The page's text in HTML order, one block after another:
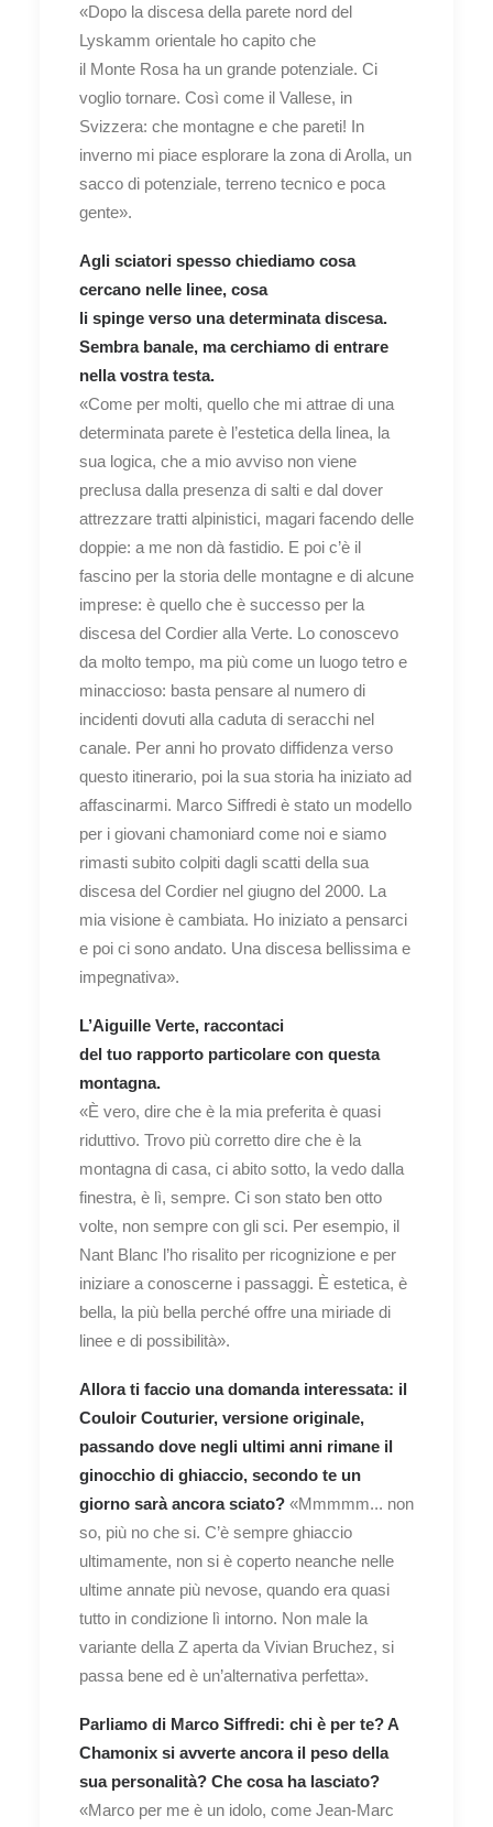
«Dopo la discesa della parete nord del
Lyskamm orientale ho capito che
il Monte Rosa ha un grande potenziale. Ci
voglio tornare. Così come il Vallese, in
Svizzera: che montagne e che pareti! In
inverno mi piace esplorare la zona di Arolla, un
sacco di potenziale, terreno tecnico e poca
gente».
Agli sciatori spesso chiediamo cosa
cercano nelle linee, cosa
li spinge verso una determinata discesa.
Sembra banale, ma cerchiamo di entrare
nella vostra testa.
«Come per molti, quello che mi attrae di una
determinata parete è l’estetica della linea, la
sua logica, che a mio avviso non viene
preclusa dalla presenza di salti e dal dover
attrezzare tratti alpinistici, magari facendo delle
doppie: a me non dà fastidio. E poi c’è il
fascino per la storia delle montagne e di alcune
imprese: è quello che è successo per la
discesa del Cordier alla Verte. Lo conoscevo
da molto tempo, ma più come un luogo tetro e
minaccioso: basta pensare al numero di
incidenti dovuti alla caduta di seracchi nel
canale. Per anni ho provato diffidenza verso
questo itinerario, poi la sua storia ha iniziato ad
affascinarmi. Marco Siffredi è stato un modello
per i giovani chamoniard come noi e siamo
rimasti subito colpiti dagli scatti della sua
discesa del Cordier nel giugno del 2000. La
mia visione è cambiata. Ho iniziato a pensarci
e poi ci sono andato. Una discesa bellissima e
impegnativa».
L’Aiguille Verte, raccontaci
del tuo rapporto particolare con questa
montagna.
«È vero, dire che è la mia preferita è quasi
riduttivo. Trovo più corretto dire che è la
montagna di casa, ci abito sotto, la vedo dalla
finestra, è lì, sempre. Ci son stato ben otto
volte, non sempre con gli sci. Per esempio, il
Nant Blanc l’ho risalito per ricognizione e per
iniziare a conoscerne i passaggi. È estetica, è
bella, la più bella perché offre una miriade di
linee e di possibilità».
Allora ti faccio una domanda interessata: il
Couloir Couturier, versione originale,
passando dove negli ultimi anni rimane il
ginocchio di ghiaccio, secondo te un
giorno sarà ancora sciato? «Mmmmm... non
so, più no che si. C’è sempre ghiaccio
ultimamente, non si è coperto neanche nelle
ultime annate più nevose, quando era quasi
tutto in condizione lì intorno. Non male la
variante della Z aperta da Vivian Bruchez, si
passa bene ed è un’alternativa perfetta».
Parliamo di Marco Siffredi: chi è per te? A
Chamonix si avverte ancora il peso della
sua personalità? Che cosa ha lasciato?
«Marco per me è un idolo, come Jean-Marc